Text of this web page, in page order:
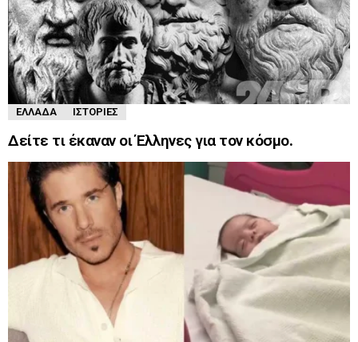
ΕΛΛΆΔΑ ΙΣΤΟΡΊΕΣ
Δείτε τι έκαναν οι Έλληνες για τον κόσμο.